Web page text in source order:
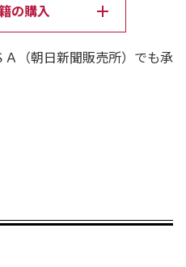
の購入
（朝日新聞販売所）でも承